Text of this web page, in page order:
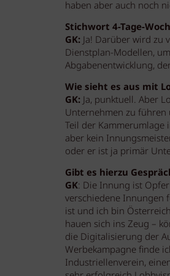
haben aber auch noch
Stichwort 4-Tage-
GK:Ja! Darüber wird zu
Dienstplan-Modellen,
Abgabenentwicklung,
Wie sieht es aus mit
GK:Ja, punktuell. Aber
Unternehmen zu
Teil der
aber kein
oder er ist ja primär
Gibt es hierzu
GK: Die Innung ist
verschiedene Innungen
ist und ich bin
hauen sich ins Zeug –
die Digitalisierung der
Werbekampagne finde
Industriellenverein,